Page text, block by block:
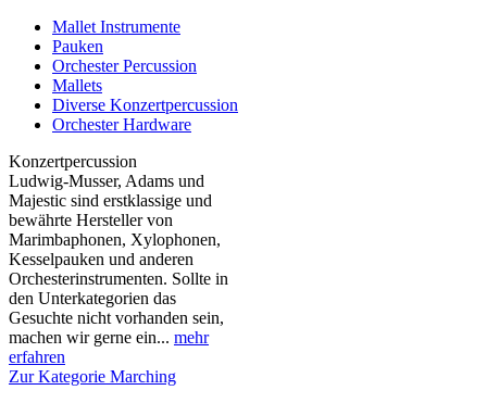
Mallet Instrumente
Pauken
Orchester Percussion
Mallets
Diverse Konzertpercussion
Orchester Hardware
Konzertpercussion
Ludwig-Musser, Adams und
Majestic sind erstklassige und
bewährte Hersteller von
Marimbaphonen, Xylophonen,
Kesselpauken und anderen
Orchesterinstrumenten. Sollte in
den Unterkategorien das
Gesuchte nicht vorhanden sein,
machen wir gerne ein... mehr
erfahren
Zur Kategorie Marching